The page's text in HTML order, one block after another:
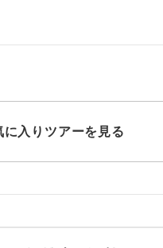
に入りツアーを見る
女性限定でご参加い
ご参加にあたり年齢